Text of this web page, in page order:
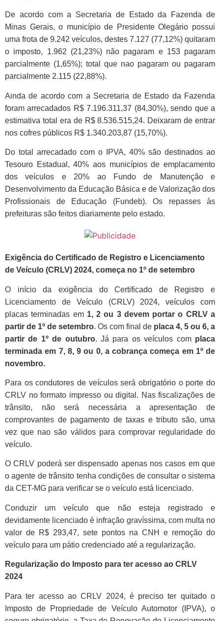
De acordo com a Secretaria de Estado da Fazenda de
Minas Gerais, o município de Presidente Olegário possui
uma frota de 9.242 veículos, destes 7.127 (77,12%) quitaram
o imposto, 1.962 (21,23%) não pagaram e 153 pagaram
parcialmente (1,65%); total que nao pagaram ou pagaram
parcialmente 2.115 (22,88%).
Ainda de acordo com a Secretaria de Estado da Fazenda
foram arrecadados R$ 7.196.311,37 (84,30%), sendo que a
estimativa total era de R$ 8.536.515,24. Deixaram de entrar
nos cofres públicos R$ 1.340.203,87 (15,70%).
Do total arrecadado com o IPVA, 40% são destinados ao
Tesouro Estadual, 40% aos municípios de emplacamento
dos veículos e 20% ao Fundo de Manutenção e
Desenvolvimento da Educação Básica e de Valorização dos
Profissionais de Educação (Fundeb). Os repasses às
prefeituras são feitos diariamente pelo estado.
Exigência do Certificado de Registro e Licenciamento
de Veículo (CRLV) 2024, começa no 1º de setembro
O início da exigência do Certificado de Registro e
Licenciamento de Veículo (CRLV) 2024, veículos com
placas terminadas em 1, 2 ou 3 devem portar o CRLV a
partir de 1º de setembro. Os com final de placa 4, 5 ou 6, a
partir de 1º de outubro. Já para os veículos com placa
terminada em 7, 8, 9 ou 0, a cobrança começa em 1º de
novembro.
Para os condutores de veículos será obrigatório o porte do
CRLV no formato impresso ou digital . Nas fiscalizações de
trânsito, não será necessária a apresentação de
comprovantes de pagamento de taxas e tributo são, uma
vez que nao são válidos para comprovar regularidade do
veículo.
O CRLV poderá ser dispensado apenas nos casos em que
o agente de trânsito tenha condições de consultar o sistema
da CET-MG para verificar se o veículo está licenciado.
Conduzir um veículo que não esteja registrado e
devidamente licenciado é infração gravíssima, com multa no
valor de R$ 293,47, sete pontos na CNH e remoção do
veículo para um pátio credenciado até a regularização.
Regularização do Imposto para ter acesso ao CRLV
2024
Para ter acesso ao CRLV 2024, é preciso ter quitado o
Imposto de Propriedade de Veículo Automotor (IPVA), o